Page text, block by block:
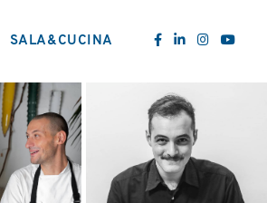
SALA&CUCINA